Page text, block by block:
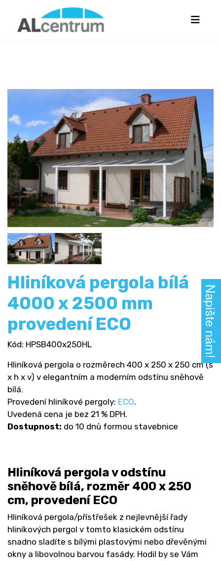
Hliníková pergola bílá
4000 x 2500 mm
provedení ECO
Kód: HPSB400x250HL
Hliníková pergola o rozměrech 400 x 250 x 250 cm (š
x h x v) v elegantním a moderním odstínu sněhově
bílá.
Provedení hliníkové pergoly: ECO.
Uvedená cena je bez 21 % DPH.
Dostupnost: do 10 dnů formou stavebnice
Hliníková pergola v odstínu
sněhově bílá, rozměr 400 x 250
cm, provedení ECO
Hliníková pergola/přístřešek z nejlevnější řady
hliníkových pergol v tomto klasickém odstínu
snadno sladíte s bílými plastovými nebo dřevěnými
okny a libovolnou barvou fasády. Hodil by se Vám
Napište nám!